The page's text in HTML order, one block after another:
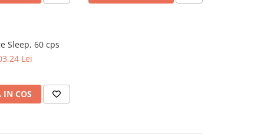
Sleep, 60 cps
Lei
IN COS